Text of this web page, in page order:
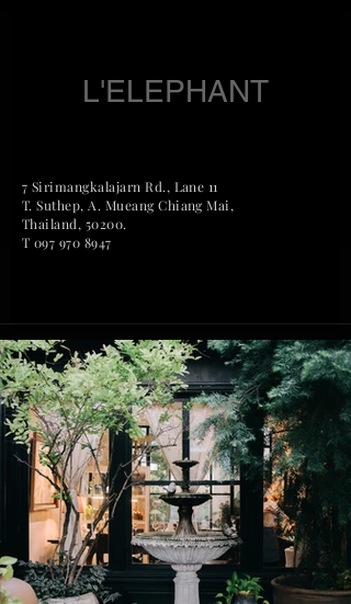
L'ELEPHANT
7 Sirimangkalajarn Rd., Lane 11
T. Suthep, A. Mueang Chiang Mai,
Thailand, 50200.
T 097 970 8947